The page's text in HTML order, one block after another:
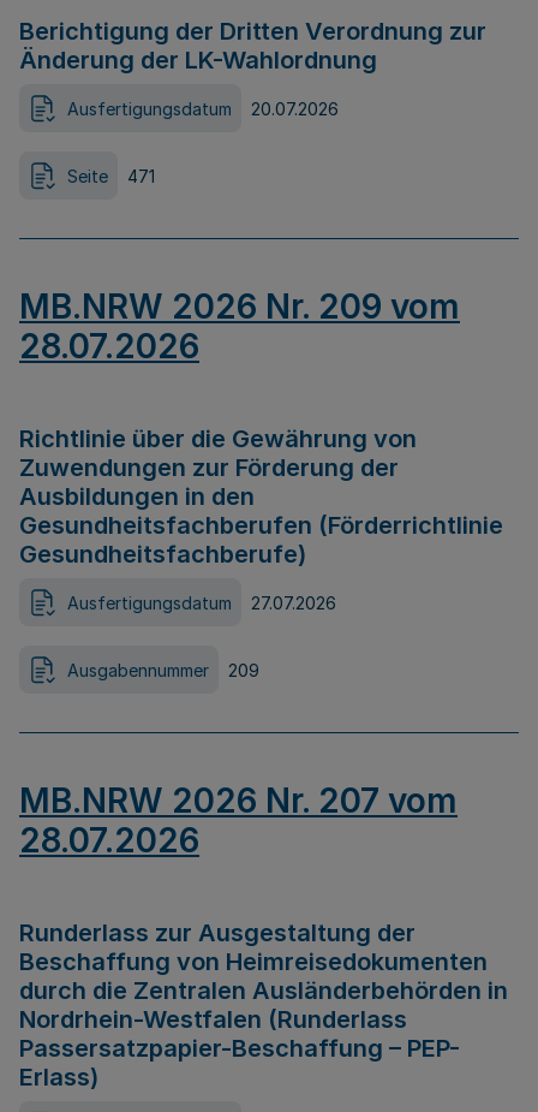
Berichtigung der Dritten Verordnung zur
Änderung der LK-Wahlordnung
Ausfertigungsdatum 20.07.2026
Seite 471
MB.NRW 2026 Nr. 209 vom
28.07.2026
Richtlinie über die Gewährung von
Zuwendungen zur Förderung der
Ausbildungen in den
Gesundheitsfachberufen (Förderrichtlinie
Gesundheitsfachberufe)
Ausfertigungsdatum 27.07.2026
Ausgabennummer 209
MB.NRW 2026 Nr. 207 vom
28.07.2026
Runderlass zur Ausgestaltung der
Beschaffung von Heimreisedokumenten
durch die Zentralen Ausländerbehörden in
Nordrhein-Westfalen (Runderlass
Passersatzpapier-Beschaffung – PEP-
Erlass)